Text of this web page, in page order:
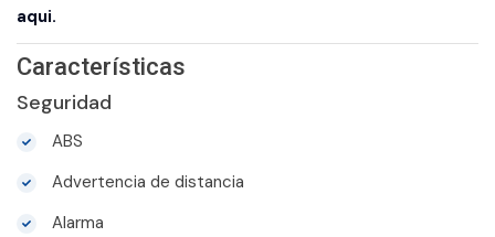
aqui.
Características
Seguridad
ABS
Advertencia de distancia
Alarma